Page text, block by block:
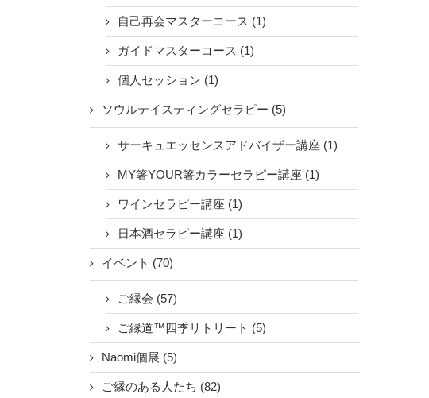
自己再会マスターコース (1)
ガイドマスターコース (1)
個人セッション (1)
ソウルテイスティングセラピー (5)
サーキュエッセンスアドバイザー講座 (1)
MY箸YOUR箸カラーセラピー講座 (1)
ワインセラピー講座 (1)
日本酒セラピー講座 (1)
イベント (70)
ご縁会 (57)
ご縁道™四季リトリート (5)
Naomi個展 (5)
ご縁のある人たち (82)